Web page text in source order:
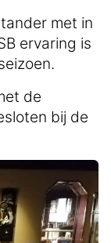
met in
ervaring is
de
bij de